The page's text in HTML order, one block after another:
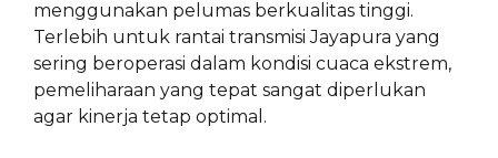
menggunakan pelumas berkualitas tinggi.
Terlebih untuk rantai transmisi Jayapura yang
sering beroperasi dalam kondisi cuaca ekstrem,
pemeliharaan yang tepat sangat diperlukan
agar kinerja tetap optimal.